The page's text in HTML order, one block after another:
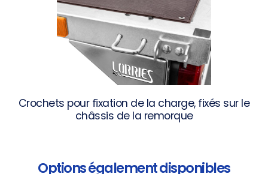
Crochets pour fixation de la charge, fixés sur le
châssis de la remorque
Options également disponibles